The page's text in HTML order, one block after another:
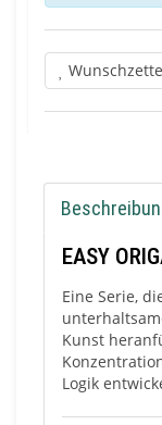
EASY
Eine Serie,
Kunst
Logik